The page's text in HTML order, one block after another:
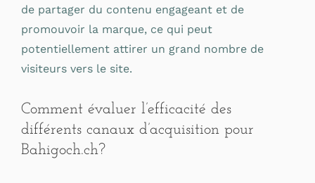
de partager du contenu engageant et de
promouvoir la marque, ce qui peut
potentiellement attirer un grand nombre de
visiteurs vers le site.
Comment évaluer l’efficacité des
différents canaux d’acquisition pour
Bahigoch.ch?